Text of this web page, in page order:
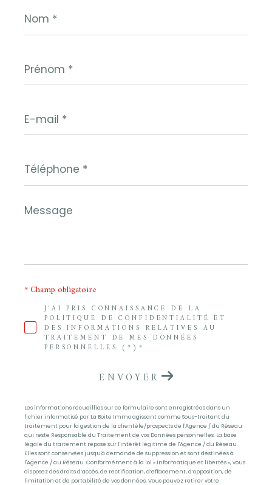
*
*
mail
*
*
Message
*
J'AI PRIS CONNAISSANCE DE LA
POLITIQUE DE CONFIDENTIALITÉ ET
DES INFORMATIONS RELATIVES AU
TRAITEMENT DE MES DONNÉES
PERSONNELLES (*)*
* Champ obligatoire
ENVOYER
Les informations recueillies sur ce formulaire sont enregistrées dans un
fichier informatisé par La Boite Immo agissant comme Sous-traitant du
traitement pour la gestion de la clientèle/prospects de l'Agence / du Réseau
qui reste Responsable du Traitement de vos Données personnelles. La base
légale du traitement repose sur l'intérêt légitime de l'Agence / du Réseau.
Elles sont conservées jusqu'à demande de suppression et sont destinées à
l'Agence / au Réseau. Conformément à la loi « informatique et libertés », vous
disposez des droits d’accès, de rectification, d’effacement, d’opposition, de
limitation et de portabilité de vos données. Vous pouvez retirer votre